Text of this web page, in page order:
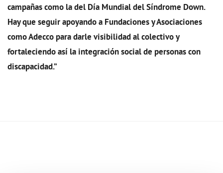
campañas como la del Día Mundial del Síndrome Down.
Hay que seguir apoyando a Fundaciones y Asociaciones
como Adecco para darle visibilidad al colectivo y
fortaleciendo así la integración social de personas con
discapacidad.”